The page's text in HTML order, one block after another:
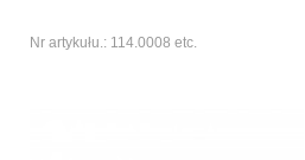
Nr artykułu.: 114.0008 etc.